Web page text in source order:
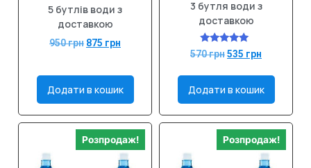
5 бутлів води з
доставкою
950грн 875 грн
Додати в кошик
3 бутля води з
доставкою
Оцінено в
5.00
570грн535 грн
Додати в кошик
Розпродаж! Розпродаж!